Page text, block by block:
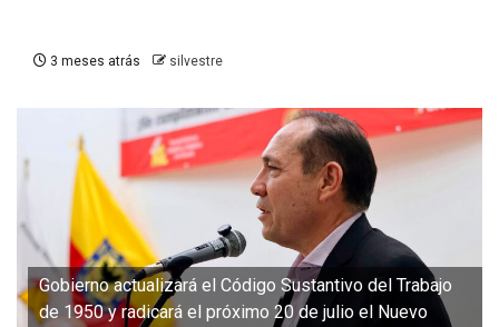
3 meses atrás silvestre
Gobierno actualizará el Código Sustantivo del Trabajo
de 1950 y radicará el próximo 20 de julio el Nuevo